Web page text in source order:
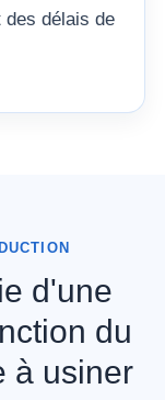
des délais de
d'une
du
à usiner